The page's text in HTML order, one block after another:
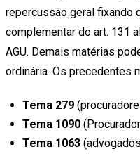
repercussão geral fixando
complementar do art. 131
AGU. Demais matérias
ordinária. Os precedentes
Tema 279
Tema 1090
Tema 1063